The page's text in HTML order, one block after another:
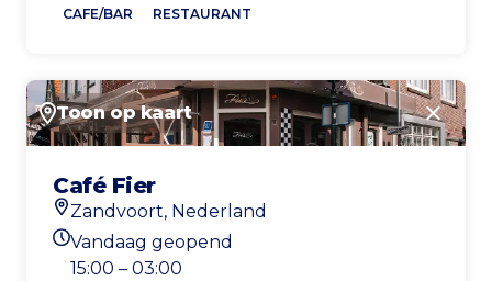
CAFE/BAR RESTAURANT
Toon op kaart
Café Fier
Locatie
Zandvoort, Nederland
Openingstijden vandaag
Vandaag geopend
15:00 – 03:00